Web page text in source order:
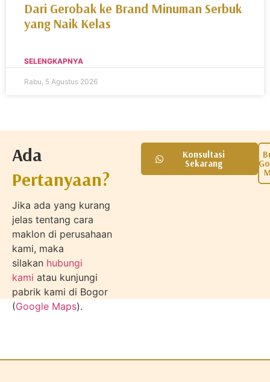
Dari Gerobak ke Brand Minuman Serbuk
yang Naik Kelas
SELENGKAPNYA
Rabu, 5 Agustus 2026
Ada
Pertanyaan?
Jika ada yang kurang
jelas tentang cara
maklon di perusahaan
kami, maka
silakan hubungi
kami atau kunjungi
pabrik kami di Bogor
(Google Maps).
Konsultasi
Sekarang